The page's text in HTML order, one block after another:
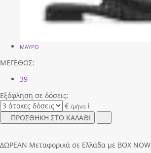
ΜΑΥΡΟ
ΜΕΓΕΘΟΣ:
39
Εξόφληση σε δόσεις:
€ /μήνα i
ΠΡΟΣΘΗΚΗ ΣΤΟ ΚΑΛΑΘΙ
ΔΩΡΕΑΝ Μεταφορικά σε Ελλάδα με BOX NOW